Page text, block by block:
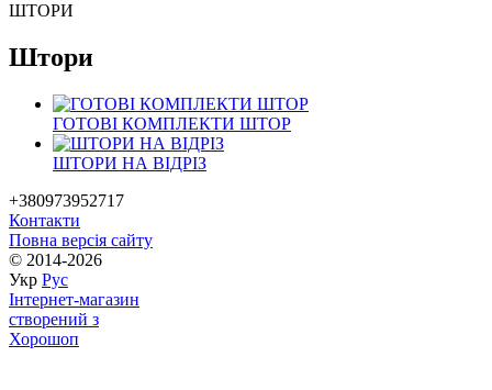
ШТОРИ
Штори
ГОТОВІ КОМПЛЕКТИ ШТОР
ШТОРИ НА ВІДРІЗ
+380973952717
Контакти
Повна версія сайту
© 2014-2026
Укр Рус
Інтернет-магазин
створений з
Хорошоп